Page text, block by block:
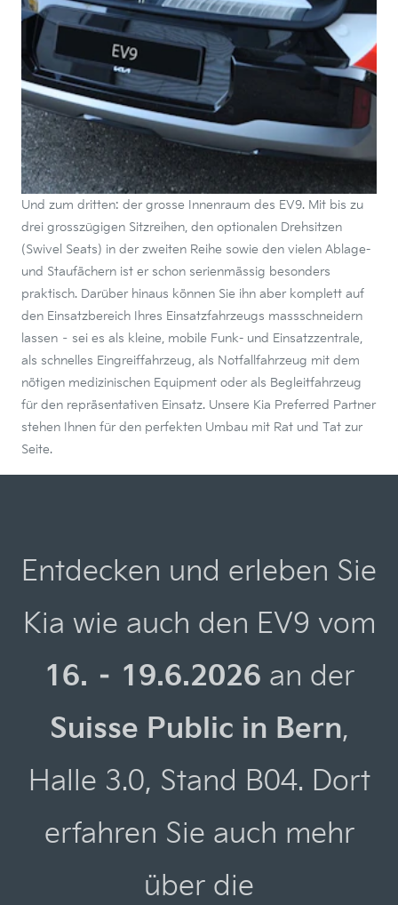
Und zum dritten: der grosse Innenraum des EV9. Mit bis zu
drei grosszügigen Sitzreihen, den optionalen Drehsitzen
(Swivel Seats) in der zweiten Reihe sowie den vielen Ablage-
und Staufächern ist er schon serienmässig besonders
praktisch. Darüber hinaus können Sie ihn aber komplett auf
den Einsatzbereich Ihres Einsatzfahrzeugs massschneidern
lassen – sei es als kleine, mobile Funk- und Einsatzzentrale,
als schnelles Eingreiffahrzeug, als Notfallfahrzeug mit dem
nötigen medizinischen Equipment oder als Begleitfahrzeug
für den repräsentativen Einsatz. Unsere Kia Preferred Partner
stehen Ihnen für den perfekten Umbau mit Rat und Tat zur
Seite.
Entdecken und erleben Sie
Kia wie auch den EV9 vom
16. – 19.6.2026 an der
Suisse Public in Bern,
Halle 3.0, Stand B04. Dort
erfahren Sie auch mehr
über die